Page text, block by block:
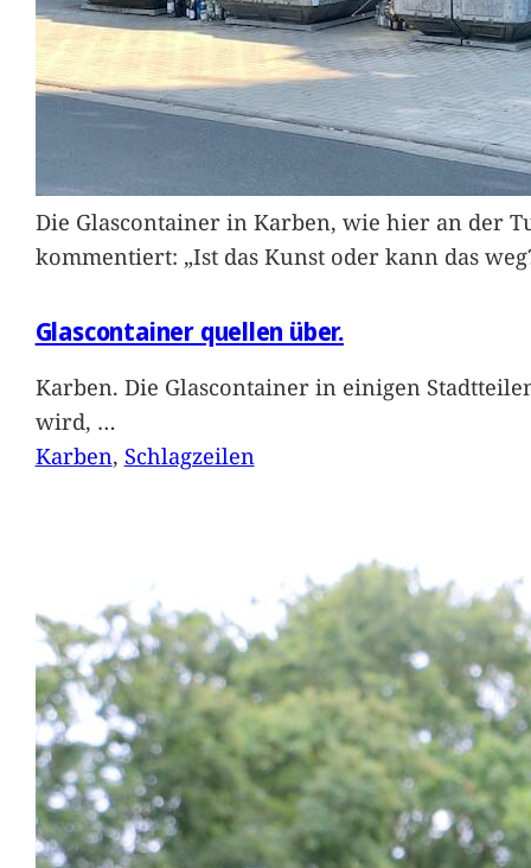
Die Glascontainer in Karben, wie hier an der
kommentiert: „Ist das Kunst oder kann das
Glascontainer quellen über.
Karben. Die Glascontainer in einigen
wird, …
Karben, Schlagzeilen